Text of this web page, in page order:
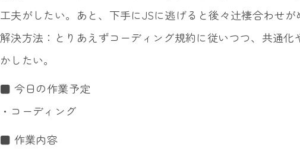
工夫がしたい。あと、下手にJSに逃げると後々辻褄合わせが
解決方法：とりあえずコーディング規約に従いつつ、共通化
かしたい。
■ 今日の作業予定
・コーディング
■ 作業内容